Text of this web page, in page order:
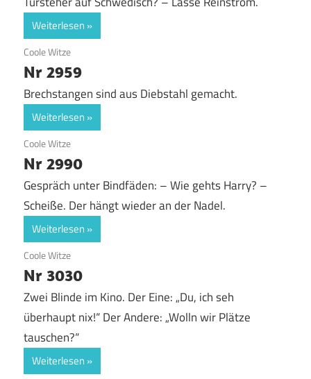
Weiterlesen
9. April 2019
Coole Witze
Nr 2959
Brechstangen sind aus Diebstahl gemacht.
Weiterlesen
9. April 2019
Coole Witze
Nr 2990
Gespräch unter Bindfäden: – Wie gehts Harry? –
Scheiße. Der hängt wieder an der Nadel.
Weiterlesen
12. September 2018
Coole Witze
Nr 3030
Zwei Blinde im Kino. Der Eine: „Du, ich seh
überhaupt nix!“ Der Andere: „Wolln wir Plätze
tauschen?“
Weiterlesen